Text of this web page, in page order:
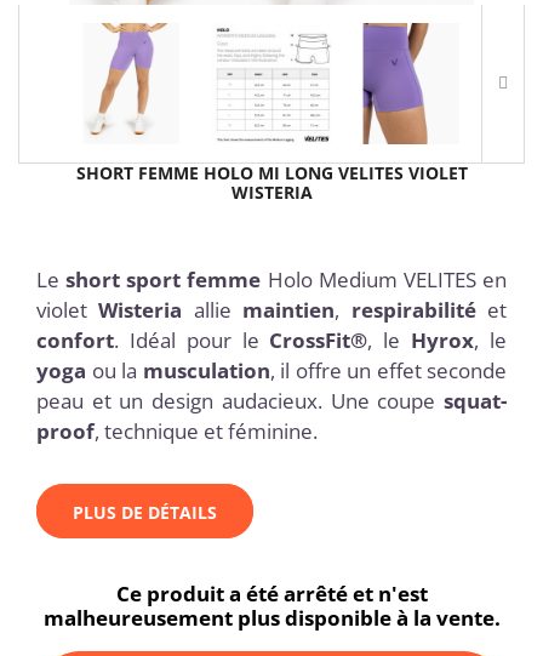
SHORT FEMME HOLO MI LONG VELITES VIOLET
WISTERIA
Leshort sport femme Holo Medium VELITES en
violetWisteria allie maintien, respirabilitéet
confort. Idéal pour le CrossFit®, le Hyrox, le
yoga ou la musculation, il offre un effet seconde
peau et un design audacieux. Une coupe squat-
proof, technique et féminine.
PLUS DE DÉTAILS
Ce produit a été arrêté et n'est
malheureusement plus disponible à la vente.